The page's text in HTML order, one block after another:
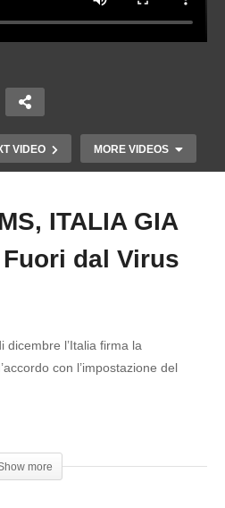
VIDEO MORE VIDEOS
Code
Fuori
ITALIA GIA
Fuori dal Virus
dicembre l’Italia firma la
con l’impostazione del
more